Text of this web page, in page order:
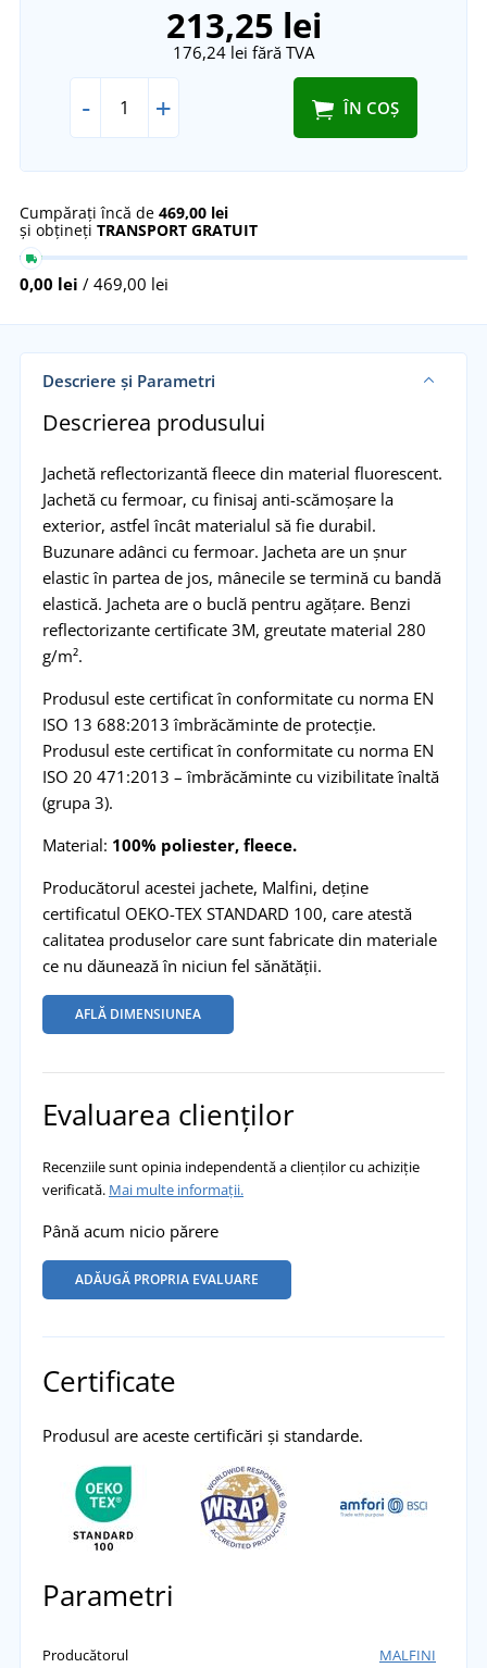
213,25 lei
176,24 lei fără TVA
- + ÎN COȘ
Cumpărați încă de 469,00 lei
și obțineți TRANSPORT GRATUIT
0,00 lei / 469,00 lei
Descriere și Parametri
Descrierea produsului
Jachetă reflectorizantă fleece din material fluorescent.
Jachetă cu fermoar, cu finisaj anti-scămoşare la
exterior, astfel încât materialul să fie durabil.
Buzunare adânci cu fermoar. Jacheta are un șnur
elastic în partea de jos, mânecile se termină cu bandă
elastică. Jacheta are o buclă pentru agăţare. Benzi
reflectorizante certificate 3M, greutate material 280
g/m².
Produsul este certificat în conformitate cu norma EN
ISO 13 688:2013 îmbrăcăminte de protecţie.
Produsul este certificat în conformitate cu norma EN
ISO 20 471:2013 – îmbrăcăminte cu vizibilitate înaltă
(grupa 3).
Material: 100% poliester, fleece.
Producătorul acestei jachete, Malfini, deține
certificatul OEKO-TEX STANDARD 100, care atestă
calitatea produselor care sunt fabricate din materiale
ce nu dăunează în niciun fel sănătății.
AFLĂ DIMENSIUNEA
Evaluarea clienților
Recenziile sunt opinia independentă a clienților cu achiziție
verificată. Mai multe informații.
Până acum nicio părere
ADĂUGĂ PROPRIA EVALUARE
Certificate
Produsul are aceste certificări și standarde.
Parametri
Producătorul MALFINI